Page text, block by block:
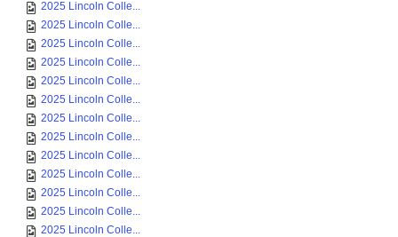
2025 Lincoln Colle...
2025 Lincoln Colle...
2025 Lincoln Colle...
2025 Lincoln Colle...
2025 Lincoln Colle...
2025 Lincoln Colle...
2025 Lincoln Colle...
2025 Lincoln Colle...
2025 Lincoln Colle...
2025 Lincoln Colle...
2025 Lincoln Colle...
2025 Lincoln Colle...
2025 Lincoln Colle...